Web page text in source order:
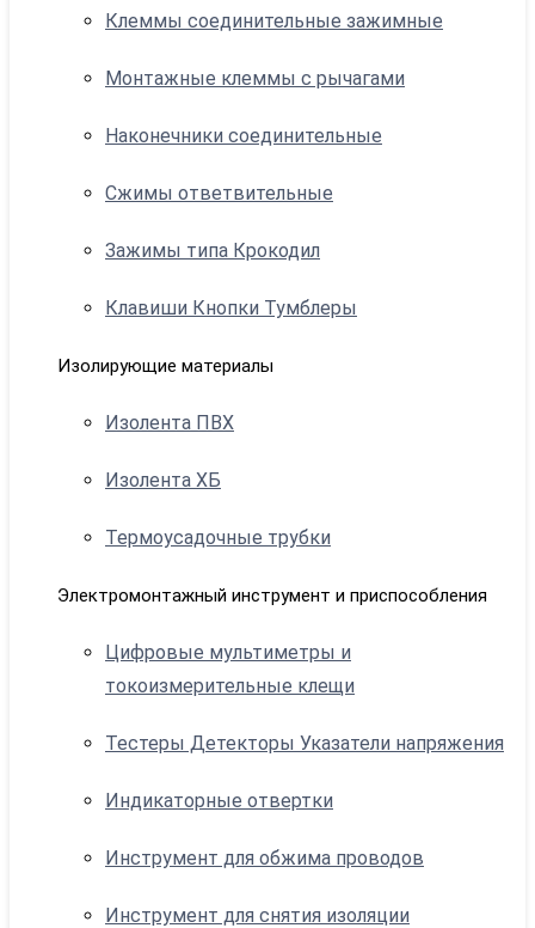
Клеммы соединительные зажимные
Монтажные клеммы с рычагами
Наконечники соединительные
Сжимы ответвительные
Зажимы типа Крокодил
Клавиши Кнопки Тумблеры
Изолирующие материалы
Изолента ПВХ
Изолента ХБ
Термоусадочные трубки
Электромонтажный инструмент и приспособления
Цифровые мультиметры и
токоизмерительные клещи
Тестеры Детекторы Указатели напряжения
Индикаторные отвертки
Инструмент для обжима проводов
Инструмент для снятия изоляции